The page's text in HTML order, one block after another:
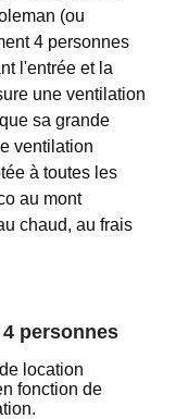
(ou
4 personnes
l'entrée et la
une ventilation
sa grande
ventilation
à toutes les
au mont
chaud, au frais
personnes
location
fonction de